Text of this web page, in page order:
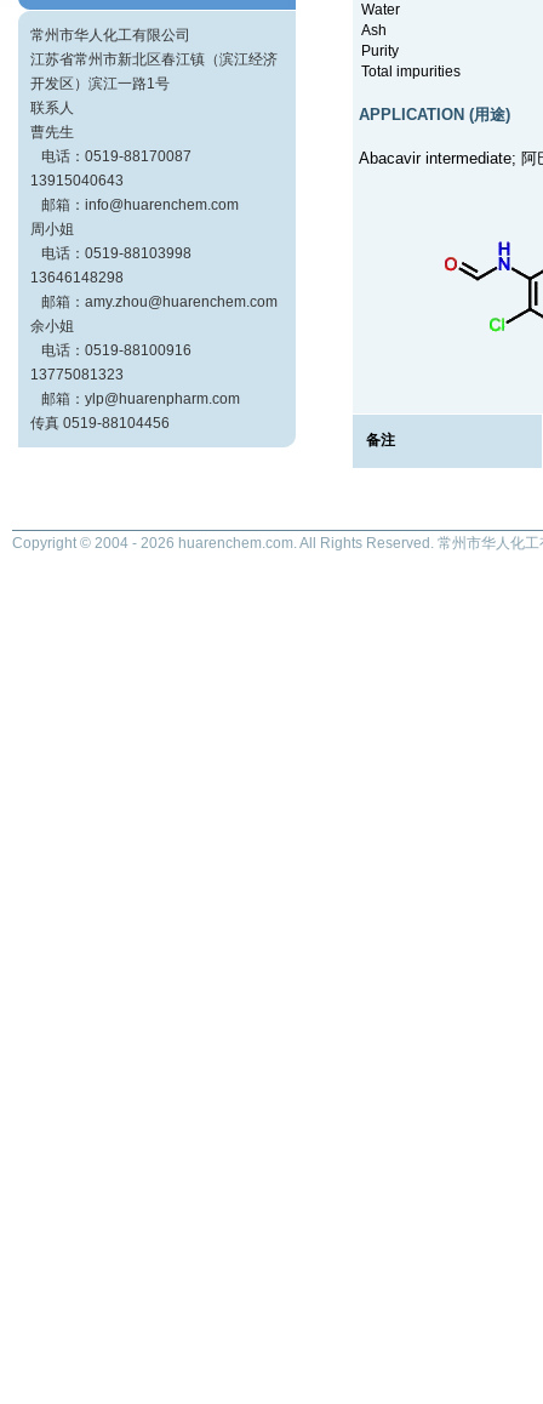
常州市华人化工有限公司
江苏省常州市新北区春江镇（滨江经济
开发区）滨江一路1号
联系人
曹先生
电话：0519-88170087
13915040643
邮箱：info@huarenchem.com
周小姐
电话：0519-88103998
13646148298
邮箱：amy.zhou@huarenchem.com
余小姐
电话：0519-88100916
13775081323
邮箱：ylp@huarenpharm.com
传真 0519-88104456
Water
Ash
Purity
Total impurities
APPLICATION (用途)
Abacavir intermediate; 阿
备注
Copyright © 2004 - 2026 huarenchem.com. All Rights Reserved. 常州市华人化工